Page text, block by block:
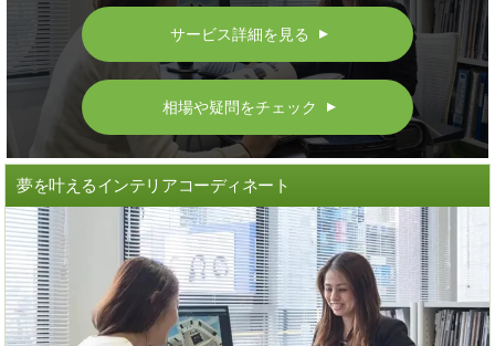
サービス詳細を見る ▲
相場や疑問をチェック ▲
夢を叶えるインテリアコーディネート